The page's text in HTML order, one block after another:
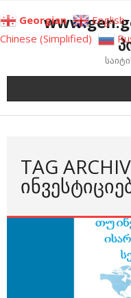
to
content
TAG
Georgian English
Chinese (Simplified)